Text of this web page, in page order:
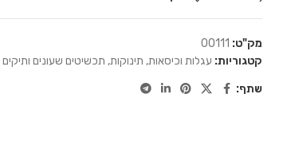
מק"ט: 00111
קטגוריות: עגלות וכיסאות, תינוקות, תכשיטים שעונים ותיקים
שתף: